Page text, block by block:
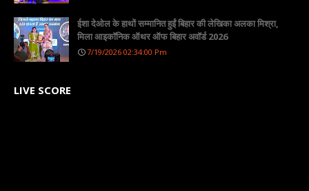
ईशा देओल के हाथों सम्मानित हुईं बिहार की लेखिका अलका मिश्रा,
मिला आइकॉनिक ऑथर ऑफ बिहार अवॉर्ड 2026
7/19/2026 02:34:00 Pm
LIVE SCORE